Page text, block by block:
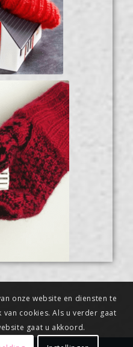
onze website en diensten te
cookies. Als u verder gaat
gaat u akkoord.